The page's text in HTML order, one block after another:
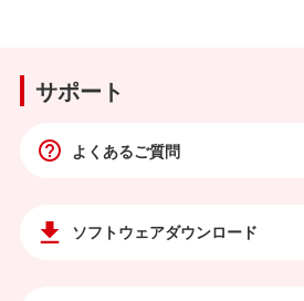
サポート
よくあるご質問
ソフトウェアダウンロード